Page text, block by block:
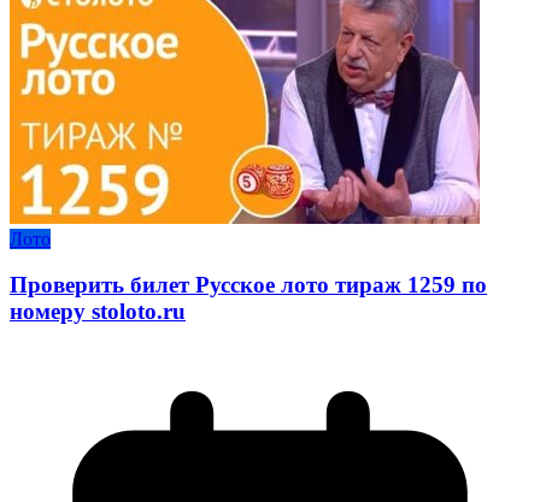
Лото
Проверить билет Русское лото тираж 1259 по
номеру stoloto.ru